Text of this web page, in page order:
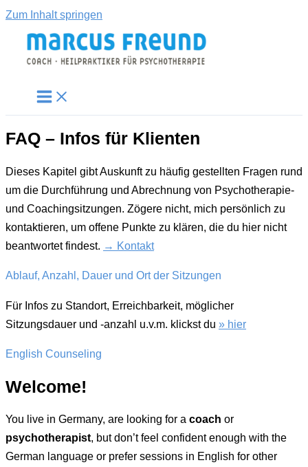
Zum Inhalt springen
FAQ – Infos für Klienten
Dieses Kapitel gibt Auskunft zu häufig gestellten Fragen rund
um die Durchführung und Abrechnung von Psychotherapie-
und Coachingsitzungen. Zögere nicht, mich persönlich zu
kontaktieren, um offene Punkte zu klären, die du hier nicht
beantwortet findest. → Kontakt
Ablauf, Anzahl, Dauer und Ort der Sitzungen
Für Infos zu Standort, Erreichbarkeit, möglicher
Sitzungsdauer und -anzahl u.v.m. klickst du » hier
English Counseling
Welcome!
You live in Germany, are looking for a coach or
psychotherapist, but don’t feel confident enough with the
German language or prefer sessions in English for other